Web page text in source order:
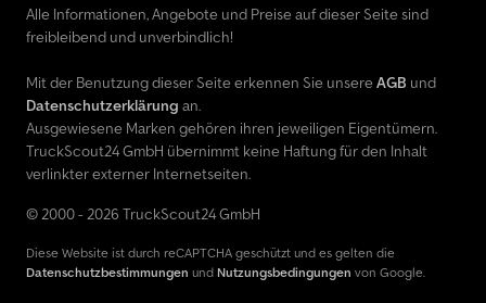
Alle Informationen, Angebote und Preise auf dieser Seite sind
freibleibend und unverbindlich!
Mit der Benutzung dieser Seite erkennen Sie unsere AGB und
Datenschutzerklärung an.
Ausgewiesene Marken gehören ihren jeweiligen Eigentümern.
TruckScout24 GmbH übernimmt keine Haftung für den Inhalt
verlinkter externer Internetseiten.
© 2000 - 2026 TruckScout24 GmbH
Diese Website ist durch reCAPTCHA geschützt und es gelten die
Datenschutzbestimmungen und Nutzungsbedingungen von Google.